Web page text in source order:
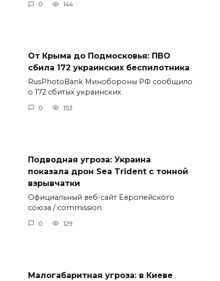
0 144
От Крыма до Подмосковья: ПВО
сбила 172 украинских беспилотника
RusPhotoBank Минобороны РФ сообщило
о 172 сбитых украинских
0 153
Подводная угроза: Украина
показала дрон Sea Trident с тонной
взрывчатки
Официальный веб-сайт Европейского
союза / commission.
0 129
Малогабаритная угроза: в Киеве